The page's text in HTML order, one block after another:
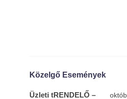
Közelgő Események
Üzleti tRENDELŐ –